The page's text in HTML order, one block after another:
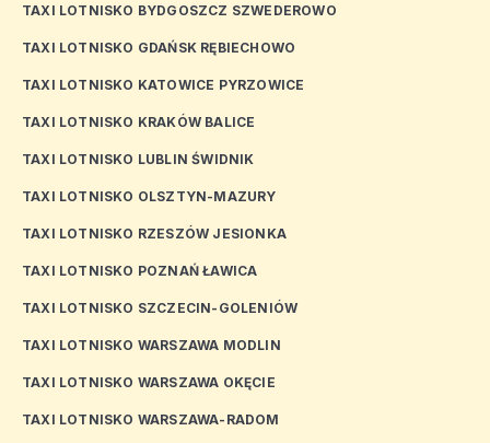
TAXI LOTNISKO BYDGOSZCZ SZWEDEROWO
TAXI LOTNISKO GDAŃSK RĘBIECHOWO
TAXI LOTNISKO KATOWICE PYRZOWICE
TAXI LOTNISKO KRAKÓW BALICE
TAXI LOTNISKO LUBLIN ŚWIDNIK
TAXI LOTNISKO OLSZTYN-MAZURY
TAXI LOTNISKO RZESZÓW JESIONKA
TAXI LOTNISKO POZNAŃ ŁAWICA
TAXI LOTNISKO SZCZECIN-GOLENIÓW
TAXI LOTNISKO WARSZAWA MODLIN
TAXI LOTNISKO WARSZAWA OKĘCIE
TAXI LOTNISKO WARSZAWA-RADOM